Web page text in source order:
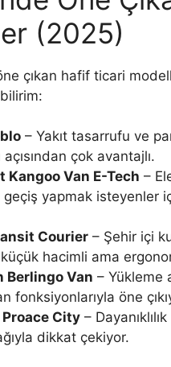
(2025)
çıkan hafif ticari
– Yakıt tasarrufu ve
açısından çok avantajlı.
Kangoo Van E-Tech –
yapmak isteyenler
Courier – Şehir içi
hacimli ama
Berlingo Van – Yükleme
fonksiyonlarıyla öne
City –
dikkat çekiyor.